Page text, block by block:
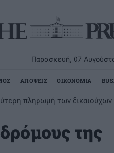
Παρασκευή, 07
ΑΠΟΨΕΙΣ ΟΙΚΟΝΟΜΙΑ
πληρωμή των δικαιούχων
της